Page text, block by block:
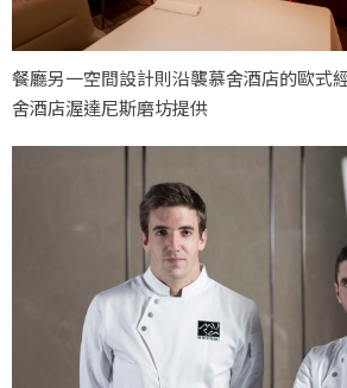
餐廳另一空間設計則沿襲慕舍酒店的歐式
舍酒店渥達尼斯磨坊提供